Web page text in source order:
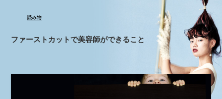
読み物
ファーストカットで美容師ができること